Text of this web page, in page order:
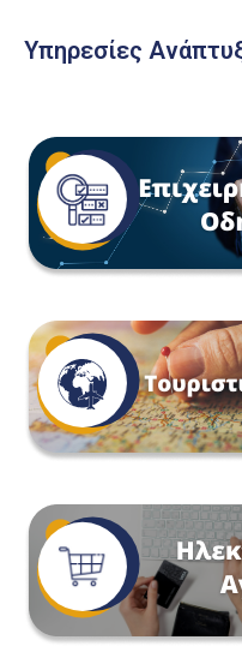
Υπηρεσίες